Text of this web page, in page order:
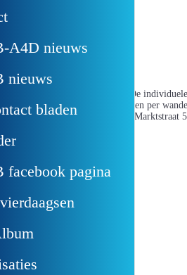
A4D nieuws
nieuws
bladen
facebook pagina
Informatie
ControlekaartenDe
groepen, ontvangen per
Breehoek aan de Marktstraat